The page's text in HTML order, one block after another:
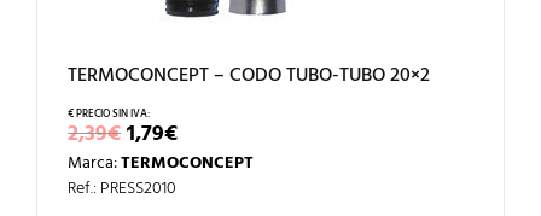
TERMOCONCEPT – CODO TUBO-TUBO 20×2
2,39€EL
PRECIO
ORIGINAL
ERA:
1,79€EL
PRECIO
ACTUAL
Marca:TERMOCONCEPT
Ref.: PRESS2010